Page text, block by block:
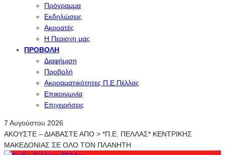
Πρόγραμμα
Εκδηλώσεις
Ακροατές
Η Περιοχη μας
ΠΡΟΒΟΛΉ
Διαφήμιση
Προβολή
Ακροαματικότητες Π.Ε.Πέλλας
Επικοινωνία
Επιχειρήσεις
7 Αυγούστου 2026
ΑΚΟΥΣΤΕ – ΔΙΑΒΑΣΤΕ ΑΠΟ > *Π.Ε. ΠΕΛΛΑΣ* ΚΕΝΤΡΙΚΗΣ
ΜΑΚΕΔΟΝΙΑΣ ΣΕ ΟΛΟ ΤΟΝ ΠΛΑΝΗΤΗ